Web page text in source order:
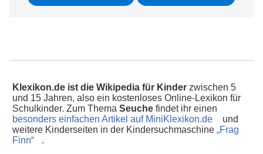
Klexikon.de ist die Wikipedia für Kinder zwischen 5
und 15 Jahren, also ein kostenloses Online-Lexikon für
Schulkinder. Zum Thema Seuche findet ihr einen
besonders einfachen Artikel auf MiniKlexikon.de
und
weitere Kinderseiten in der Kindersuchmaschine „Frag
Finn“
.